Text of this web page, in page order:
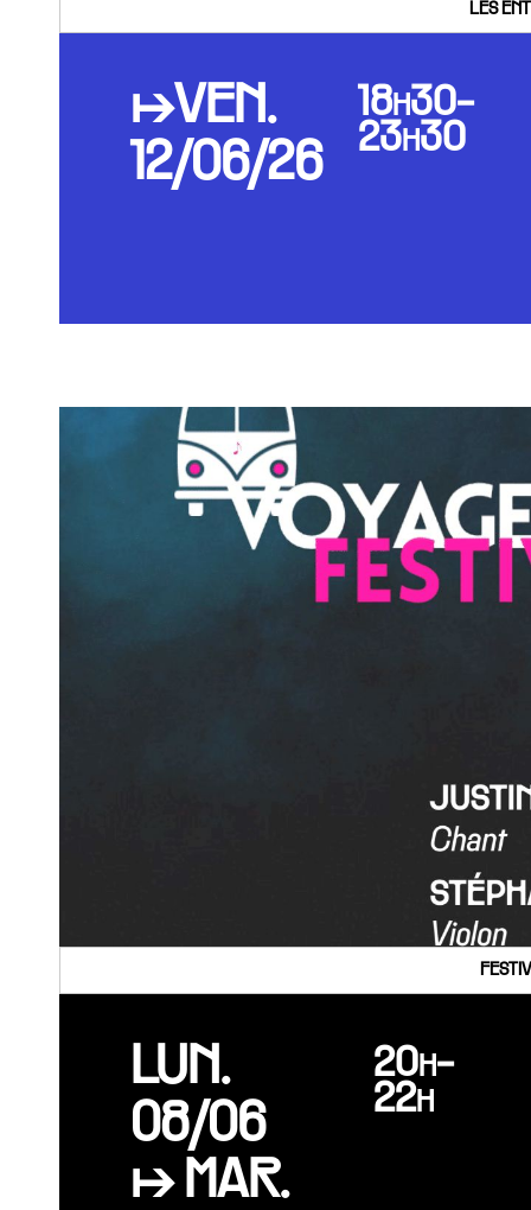
LES
↦VEN.
12/06/26
18h30-
23h30
LUN.
08/06
↦ MAR.
20h-
22h